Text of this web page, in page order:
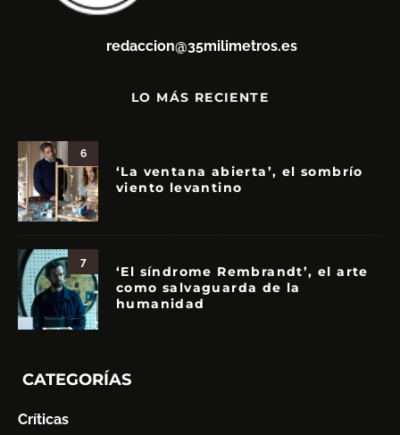
redaccion@35milimetros.es
LO MÁS RECIENTE
6
‘La ventana abierta’, el sombrío
viento levantino
7
‘El síndrome Rembrandt’, el arte
como salvaguarda de la
humanidad
CATEGORÍAS
Críticas